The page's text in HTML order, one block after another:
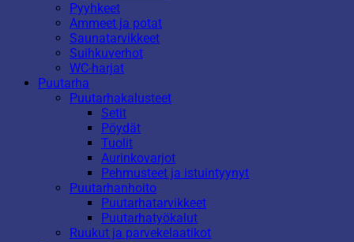
Pyyhkeet
Ammeet ja potat
Saunatarvikkeet
Suihkuverhot
WC-harjat
Puutarha
Puutarhakalusteet
Setit
Pöydät
Tuolit
Aurinkovarjot
Pehmusteet ja istuintyynyt
Puutarhanhoito
Puutarhatarvikkeet
Puutarhatyökalut
Ruukut ja parvekelaatikot